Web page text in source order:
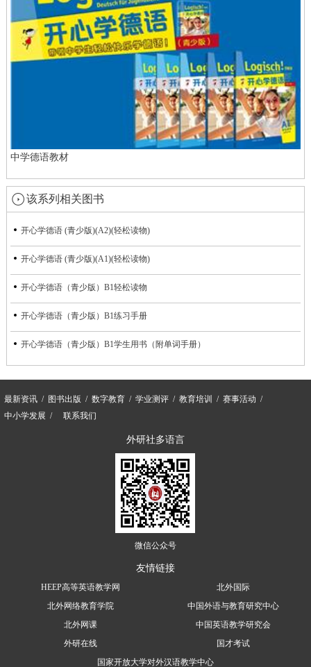
中学德语教材
该系列相关图书
开心学德语 (青少版)(A2)(轻松读物)
开心学德语 (青少版)(A1)(轻松读物)
开心学德语（青少版）B1轻松读物
开心学德语（青少版）B1练习手册
开心学德语（青少版）B1学生用书（附单词手册）
最新资讯 图书出版 数字教育 学业测评 教育培训
赛事活动
中小学发展
联系我们
外研社多语言
微信公众号
友情链接
HEEP高等英语教学网
北外国际
北外网络教育学院
中国外语与教育研究中心
北外网课
中国英语教学研究会
外研在线
国才考试
国家开放大学对外汉语教学中心